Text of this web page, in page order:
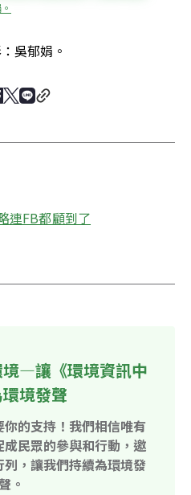
吳郁娟。
連FB都顧到了
—讓《環境資訊中
境發聲
你的支持！我們相信唯有
民眾的參與和行動，邀
，讓我們持續為環境發
聲。